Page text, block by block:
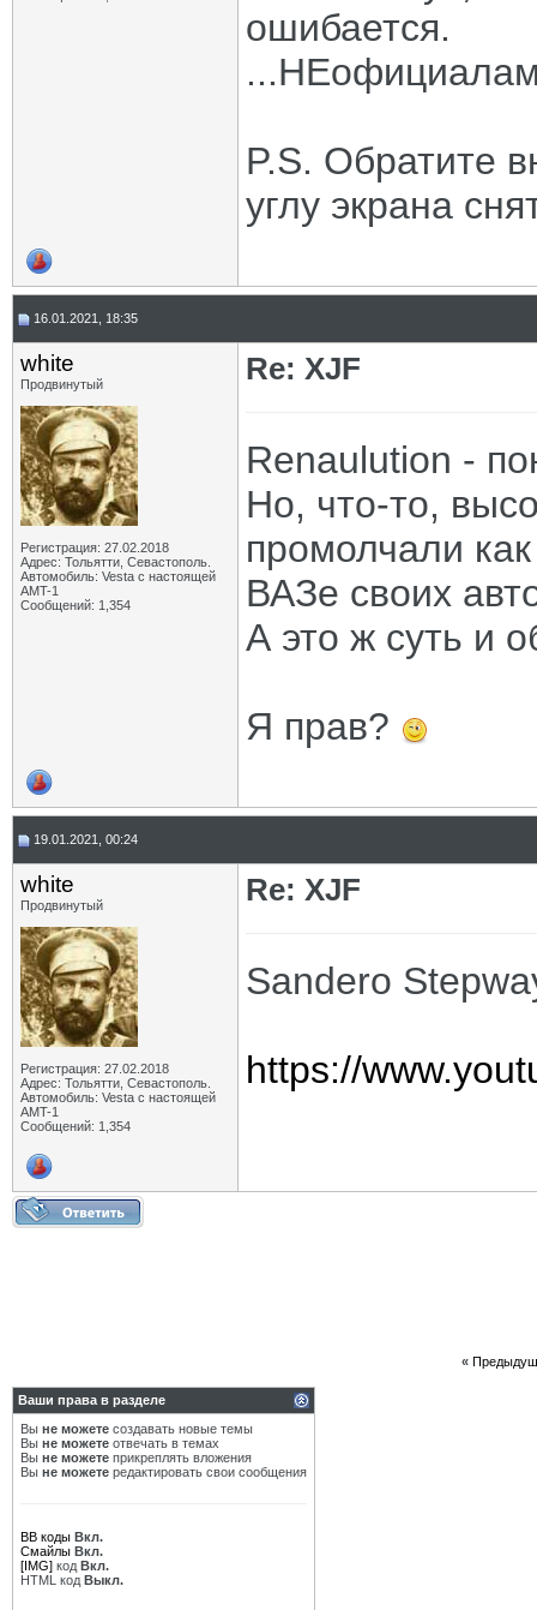
ошибается.
P.S. Обратите
углу экрана
16.01.2021, 18:35
white
Продвинутый
Регистрация: 27.02.2018
Адрес: Тольятти, Севастополь.
Автомобиль: Vesta с настоящей
AMT-1
Сообщений: 1,354
Re: XJF
Renaulution -
Но, что-то,
промолчали
ВАЗе своих
А это ж суть и
Я прав?
19.01.2021, 00:24
white
Продвинутый
Регистрация: 27.02.2018
Адрес: Тольятти, Севастополь.
Автомобиль: Vesta с настоящей
AMT-1
Сообщений: 1,354
Re: XJF
Sandero
https://
«
Ваши права в разделе
Вы не можете создавать новые темы
Вы не можете отвечать в темах
Вы не можете прикреплять вложения
Вы не можете редактировать свои сообщения
BB коды Вкл.
Смайлы Вкл.
[IMG] код Вкл.
HTML код Выкл.